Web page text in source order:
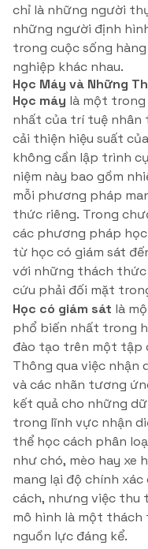
chỉ là những người
những người định
trong cuộc sống
nghiệp khác nhau.
Học Máy và Những
Học máy là một
nhất của trí tuệ nhân
cải thiện hiệu suất
không cần lập trình
niệm này bao gồm
mỗi phương pháp
thức riêng. Trong
các phương pháp
từ học có giám sát
với những thách thức
cứu phải đối mặt
Học có giám sát là
phổ biến nhất trong
đào tạo trên một tập
Thông qua việc nhận
và các nhãn tương
kết quả cho những
trong lĩnh vực nhận
thể học cách phân
như chó, mèo hay xe
mang lại độ chính
cách, nhưng việc thu
mô hình là một
nguồn lực đáng kể.